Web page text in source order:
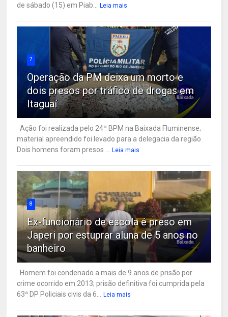
de sábado (15) em Piab...
Leia mais
7
Operação da PM deixa um morto e
dois presos por tráfico de drogas em
Itaguaí
Ação foi realizada pelo 24º BPM na Baixada Fluminense;
material apreendido foi levado para a delegacia da região
Dois homens foram presos ...
Leia mais
8
Ex-funcionário de escola é preso em
Japeri por estuprar aluna de 5 anos no
banheiro
Homem foi condenado a mais de 9 anos de prisão por
crime ocorrido em 2013; prisão definitiva foi cumprida pela
63ª DP Policiais civis da 6...
Leia mais